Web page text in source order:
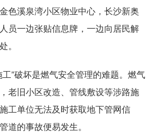
色溪泉湾小区物业中心，长沙新奥
员一边张贴信息牌，一边向居民解
。
”破坏是燃气安全管理的难题。燃气
老旧小区改造、管线敷设等涉路施
工单位无法及时获取地下管网信
道的事故便易发生。